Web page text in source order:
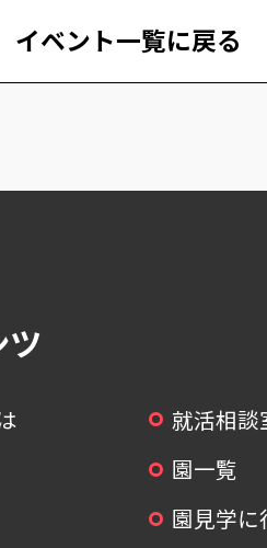
イベント一覧に戻る
就活相談
園一覧
園見学